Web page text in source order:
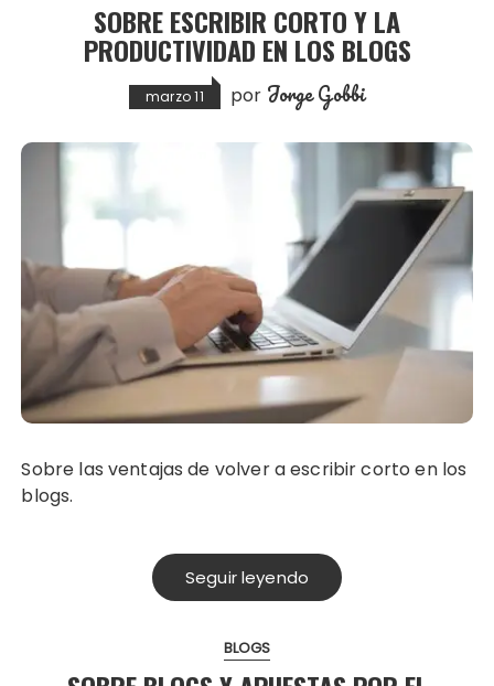
SOBRE ESCRIBIR CORTO Y LA
PRODUCTIVIDAD EN LOS BLOGS
marzo 11 por Jorge Gobbi
Sobre las ventajas de volver a escribir corto en los
blogs.
Seguir leyendo
BLOGS